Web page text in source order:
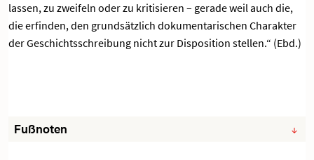
lassen, zu zweifeln oder zu kritisieren – gerade weil auch die,
die erfinden, den grundsätzlich dokumentarischen Charakter
der Geschichtsschreibung nicht zur Disposition stellen.“ (Ebd.)
Fußnoten